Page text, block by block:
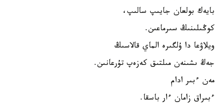
بايەك بولعان جايىپ سالىپ،
كوڭىلىنىڭ سىرماعىن.
ويلاۋعا دا ۇلگىرە الماي قالاسىڭ
جەڭ ىشىنەن مىلتىق كەزەپ تۇرعانىن.
مەن ءبىر ادام
ءبىراق زامان ءار باسقا.